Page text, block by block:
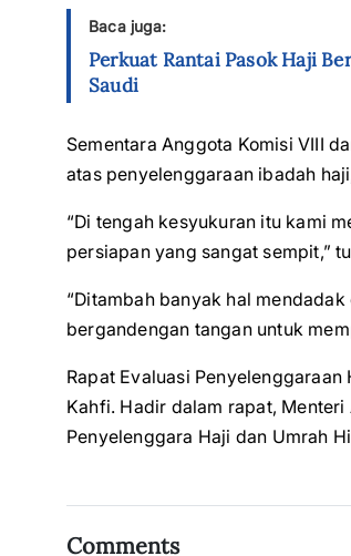
Baca juga:
Perkuat Rantai Pasok Haji
Saudi
Sementara Anggota Komisi VIII
atas penyelenggaraan ibadah
“Di tengah kesyukuran itu kami
persiapan yang sangat sempit,”
“Ditambah banyak hal
bergandengan tangan untuk
Rapat Evaluasi
Kahfi. Hadir dalam rapat,
Penyelenggara Haji dan Umrah
Comments